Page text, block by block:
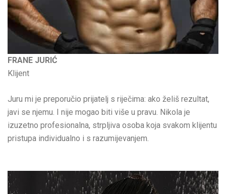
FRANE JURIĆ
Klijent
Juru mi je preporučio prijatelj s riječima: ako želiš rezultat,
javi se njemu. I nije mogao biti više u pravu. Nikola je
izuzetno profesionalna, strpljiva osoba koja svakom klijentu
pristupa individualno i s razumijevanjem.